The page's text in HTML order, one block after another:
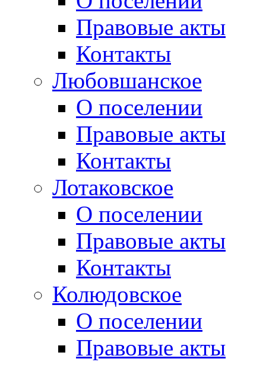
Правовые акты
Контакты
Любовшанское
О поселении
Правовые акты
Контакты
Лотаковское
О поселении
Правовые акты
Контакты
Колюдовское
О поселении
Правовые акты